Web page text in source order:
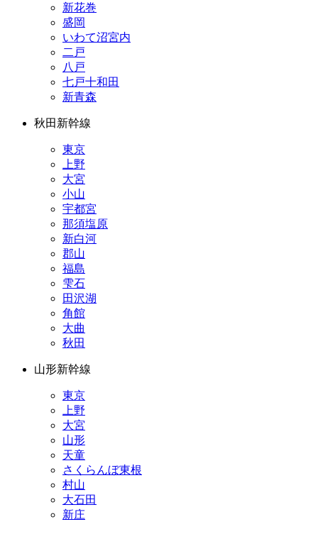
新花巻
盛岡
いわて沼宮内
二戸
八戸
七戸十和田
新青森
秋田新幹線
東京
上野
大宮
小山
宇都宮
那須塩原
新白河
郡山
福島
雫石
田沢湖
角館
大曲
秋田
山形新幹線
東京
上野
大宮
山形
天童
さくらんぼ東根
村山
大石田
新庄